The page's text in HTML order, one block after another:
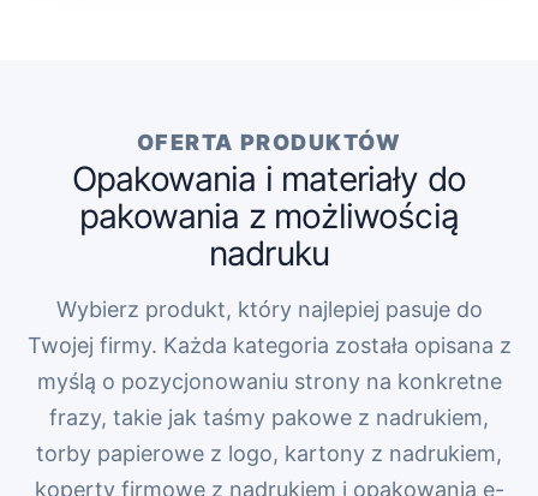
OFERTA PRODUKTÓW
Opakowania i materiały do
pakowania z możliwością
nadruku
Wybierz produkt, który najlepiej pasuje do
Twojej firmy. Każda kategoria została opisana z
myślą o pozycjonowaniu strony na konkretne
frazy, takie jak taśmy pakowe z nadrukiem,
torby papierowe z logo, kartony z nadrukiem,
koperty firmowe z nadrukiem i opakowania e-